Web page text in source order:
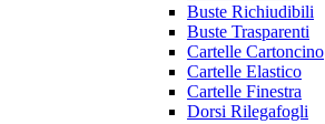
Buste Richiudibili
Buste Trasparenti
Cartelle Cartoncino
Cartelle Elastico
Cartelle Finestra
Dorsi Rilegafogli